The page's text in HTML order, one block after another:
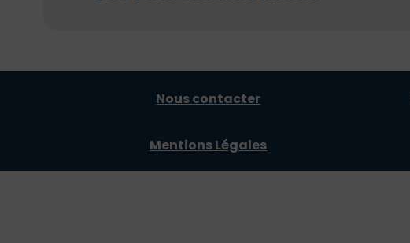
Nous contacter
Mentions Légales